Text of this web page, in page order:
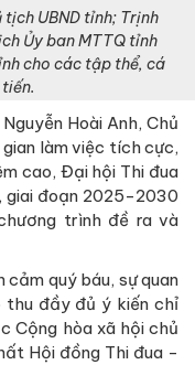
tịch UBND tỉnh; Trịnh
Ủy ban MTTQ tỉnh
cho các tập thể, cá
Hoài Anh, Chủ
làm việc tích cực,
cao, Đại hội Thi đua
giai đoạn 2025-2030
trình đề ra và
quý báu, sự quan
thu đầy đủ ý kiến chỉ
Cộng hòa xã hội chủ
Hội đồng Thi đua -